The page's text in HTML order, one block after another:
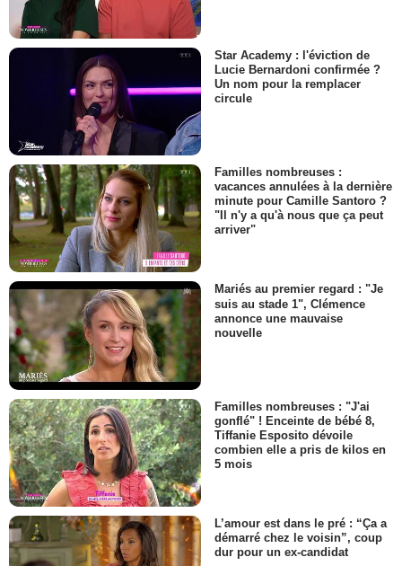
Star Academy : l'éviction de
Lucie Bernardoni confirmée ?
Un nom pour la remplacer
circule
Familles nombreuses :
vacances annulées à la dernière
minute pour Camille Santoro ?
"Il n'y a qu'à nous que ça peut
arriver"
Mariés au premier regard : "Je
suis au stade 1", Clémence
annonce une mauvaise
nouvelle
Familles nombreuses : "J'ai
gonflé" ! Enceinte de bébé 8,
Tiffanie Esposito dévoile
combien elle a pris de kilos en
5 mois
L’amour est dans le pré : “Ça a
démarré chez le voisin”, coup
dur pour un ex-candidat